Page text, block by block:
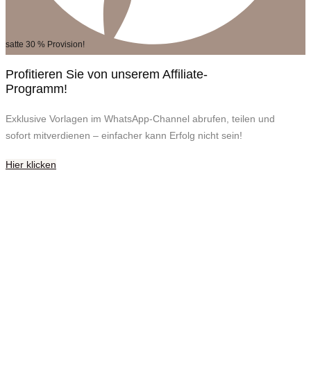
satte 30 % Provision!
Profitieren Sie von unserem Affiliate-
Programm!
Exklusive Vorlagen im WhatsApp-Channel abrufen, teilen und
sofort mitverdienen – einfacher kann Erfolg nicht sein!
Hier klicken